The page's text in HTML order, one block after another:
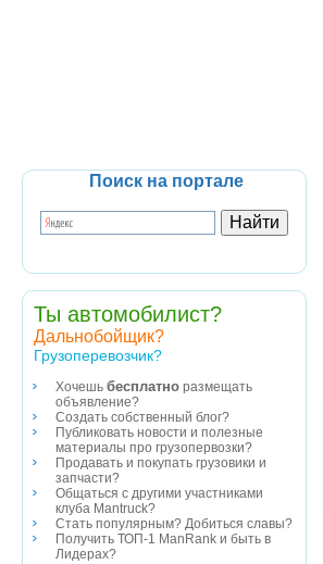
Поиск на портале
Ты автомобилист?
Дальнобойщик?
Грузоперевозчик?
Хочешь бесплатно размещать
объявление?
Создать собственный блог?
Публиковать новости и полезные
материалы про грузопервозки?
Продавать и покупать грузовики и
запчасти?
Общаться с другими участниками
клуба Mantruck?
Стать популярным? Добиться славы?
Получить ТОП-1 ManRank и быть в
Лидерах?